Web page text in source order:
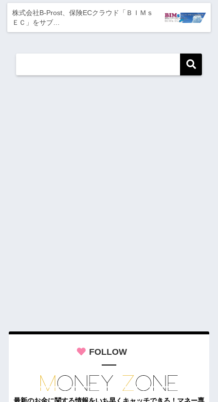
株式会社B-Prost、保険ECクラウド「ＢＩＭｓ
ＥＣ」をサブ…
FOLLOW